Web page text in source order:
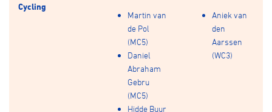
Cycling
Martin van
de Pol
(MC5)
Daniel
Abraham
Gebru
(MC5)
Hidde Buur
Aniek van
den
Aarssen
(WC3)